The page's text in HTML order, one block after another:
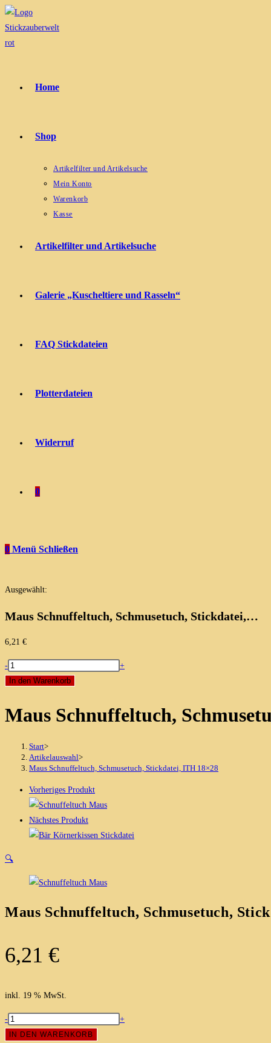
Zum
Inhalt
springen
Home
Shop
Artikelfilter und Artikelsuche
Mein Konto
Warenkorb
Kasse
Artikelfilter und Artikelsuche
Galerie „Kuscheltiere und Rasseln“
FAQ Stickdateien
Plotterdateien
Widerruf
0
0 Menü Schließen
Ausgewählt:
Maus Schnuffeltuch, Schmusetuch, Stickdatei,…
6,21 €
Maus
Schnuffeltuch,
Stickdatei,
Menge
-
+
In den Warenkorb
Maus Schnuffeltuch,
Start>
Artikelauswahl>
Maus Schnuffeltuch, Schmusetuch, Stickdatei, ITH 18×28
Vorheriges Produkt
Nächstes Produkt
🔍
Maus Schnuffeltuch, Schmusetuch,
6,21 €
inkl. 19 % MwSt.
Maus
Schnuffeltuch,
- +
IN DEN WARENKORB